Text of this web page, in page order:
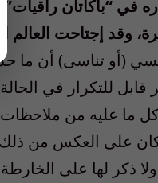
وقد إجتاحت العالم
نسي (أو تناسى) أن
قابل للتكرار في
ما عليه من
على العكس من ذلك.
ذكر لها على الخارطة